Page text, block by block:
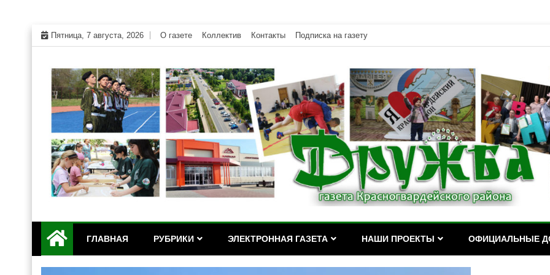
Skip
to
content
Пятница, 7 августа, 2026 О газете Коллектив Контакты Подписка на газету
"Дружба" — газета Красногвардейского района
ГЛАВНАЯ РУБРИКИ ЭЛЕКТРОННАЯ ГАЗЕТА НАШИ ПРОЕКТЫ ОФИЦИАЛЬНЫЕ